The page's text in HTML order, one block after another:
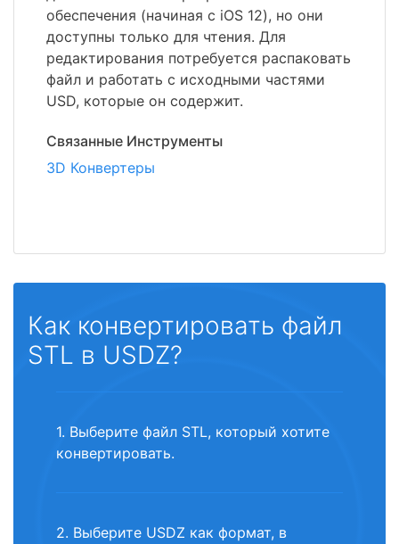
обеспечения (начиная с iOS 12), но они
доступны только для чтения. Для
редактирования потребуется распаковать
файл и работать с исходными частями
USD, которые он содержит.
Связанные Инструменты
3D Конвертеры
Как конвертировать файл
STL в USDZ?
1. Выберите файл STL, который хотите
конвертировать.
2. Выберите USDZ как формат, в